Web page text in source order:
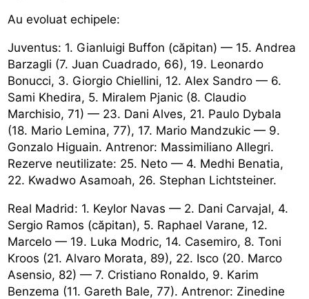
Au evoluat echipele:
Juventus: 1. Gianluigi Buffon (căpitan) — 15. Andrea
Barzagli (7. Juan Cuadrado, 66), 19. Leonardo
Bonucci, 3. Giorgio Chiellini, 12. Alex Sandro — 6.
Sami Khedira, 5. Miralem Pjanic (8. Claudio
Marchisio, 71) — 23. Dani Alves, 21. Paulo Dybala
(18. Mario Lemina, 77), 17. Mario Mandzukic — 9.
Gonzalo Higuain. Antrenor: Massimiliano Allegri.
Rezerve neutilizate: 25. Neto — 4. Medhi Benatia,
22. Kwadwo Asamoah, 26. Stephan Lichtsteiner.
Real Madrid: 1. Keylor Navas — 2. Dani Carvajal, 4.
Sergio Ramos (căpitan), 5. Raphael Varane, 12.
Marcelo — 19. Luka Modric, 14. Casemiro, 8. Toni
Kroos (21. Alvaro Morata, 89), 22. Isco (20. Marco
Asensio, 82) — 7. Cristiano Ronaldo, 9. Karim
Benzema (11. Gareth Bale, 77). Antrenor: Zinedine